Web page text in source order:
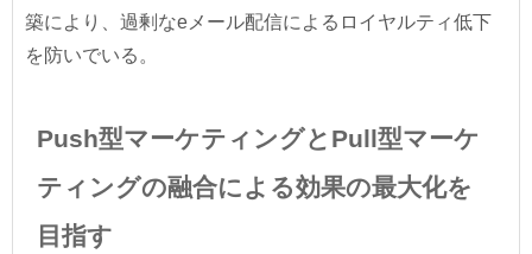
築により、過剰なeメール配信によるロイヤルティ低下
を防いでいる。
Push型マーケティングとPull型マーケ
ティングの融合による効果の最大化を
目指す